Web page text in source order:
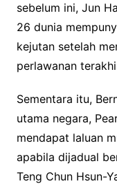
sebelum ini, Jun
26 dunia
kejutan setelah
perlawanan
Sementara itu,
utama negara,
mendapat laluan
apabila dijadual
Teng Chun Hsun-